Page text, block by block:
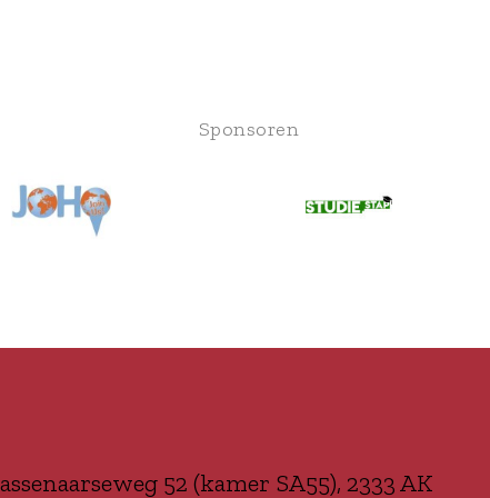
Sponsoren
52 (kamer SA55), 2333 AK